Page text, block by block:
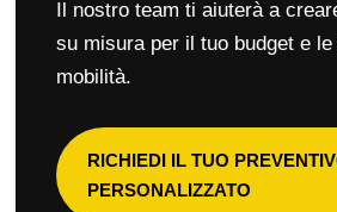
Il nostro team ti aiuterà a
su misura per il tuo budget e
mobilità.
RICHIEDI IL TUO
PERSONALIZZATO